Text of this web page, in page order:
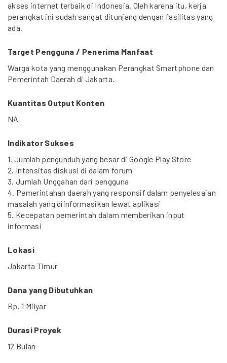
akses internet terbaik di Indonesia. Oleh karena itu, kerja
perangkat ini sudah sangat ditunjang dengan fasilitas yang
ada.
Target Pengguna / Penerima Manfaat
Warga kota yang menggunakan Perangkat Smartphone dan
Pemerintah Daerah di Jakarta.
Kuantitas Output Konten
NA
Indikator Sukses
1. Jumlah pengunduh yang besar di Google Play Store
2. Intensitas diskusi di dalam forum
3. Jumlah Unggahan dari pengguna
4. Pemerintahan daerah yang responsif dalam penyelesaian
masalah yang diinformasikan lewat aplikasi
5. Kecepatan pemerintah dalam memberikan input
informasi
Lokasi
Jakarta Timur
Dana yang Dibutuhkan
Rp. 1 Milyar
Durasi Proyek
12 Bulan